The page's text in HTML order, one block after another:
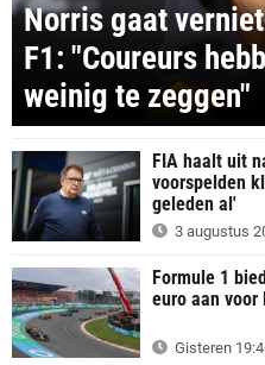
Norris gaat
F1: "Coureurs
weinig te zeggen"
FIA haalt uit
voorspelden
geleden al'
3 augustus
Formule 1
euro aan voor
Gisteren